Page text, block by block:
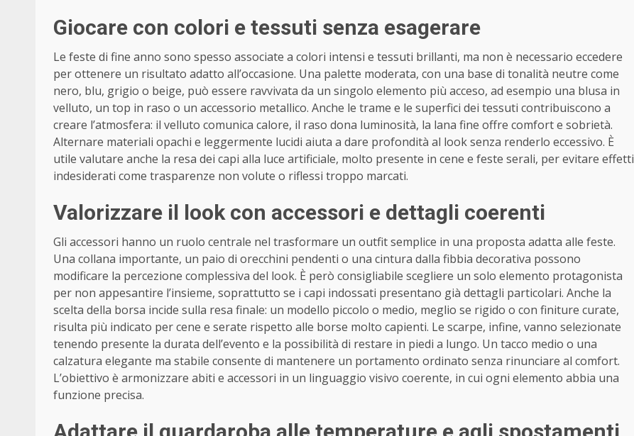
Giocare con colori e tessuti senza esagerare
Le feste di fine anno sono spesso associate a colori intensi e tessuti brillanti, ma non è necessario eccedere
per ottenere un risultato adatto all’occasione. Una palette moderata, con una base di tonalità neutre come
nero, blu, grigio o beige, può essere ravvivata da un singolo elemento più acceso, ad esempio una blusa in
velluto, un top in raso o un accessorio metallico. Anche le trame e le superfici dei tessuti contribuiscono a
creare l’atmosfera: il velluto comunica calore, il raso dona luminosità, la lana fine offre comfort e sobrietà.
Alternare materiali opachi e leggermente lucidi aiuta a dare profondità al look senza renderlo eccessivo. È
utile valutare anche la resa dei capi alla luce artificiale, molto presente in cene e feste serali, per evitare effetti
indesiderati come trasparenze non volute o riflessi troppo marcati.
Valorizzare il look con accessori e dettagli coerenti
Gli accessori hanno un ruolo centrale nel trasformare un outfit semplice in una proposta adatta alle feste.
Una collana importante, un paio di orecchini pendenti o una cintura dalla fibbia decorativa possono
modificare la percezione complessiva del look. È però consigliabile scegliere un solo elemento protagonista
per non appesantire l’insieme, soprattutto se i capi indossati presentano già dettagli particolari. Anche la
scelta della borsa incide sulla resa finale: un modello piccolo o medio, meglio se rigido o con finiture curate,
risulta più indicato per cene e serate rispetto alle borse molto capienti. Le scarpe, infine, vanno selezionate
tenendo presente la durata dell’evento e la possibilità di restare in piedi a lungo. Un tacco medio o una
calzatura elegante ma stabile consente di mantenere un portamento ordinato senza rinunciare al comfort.
L’obiettivo è armonizzare abiti e accessori in un linguaggio visivo coerente, in cui ogni elemento abbia una
funzione precisa.